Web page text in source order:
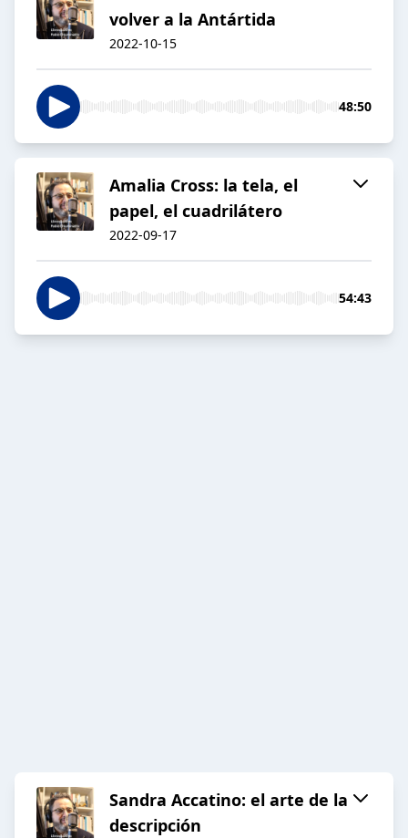
volver a la Antártida
2022-10-15
48:50
Amalia Cross: la tela, el
papel, el cuadrilátero
2022-09-17
54:43
Sandra Accatino: el arte de la
descripción